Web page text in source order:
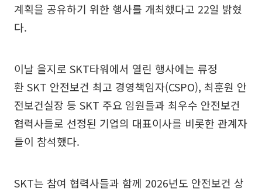
계획을 공유하기 위한 행사를 개최했다고 22일 밝혔
다.
이날 을지로 SKT타워에서 열린 행사에는 류정
환 SKT 안전보건 최고 경영책임자(CSPO), 최훈원 안
전보건실장 등 SKT 주요 임원들과 최우수 안전보건
협력사들로 선정된 기업의 대표이사를 비롯한 관계자
들이 참석했다.
SKT는 참여 협력사들과 함께 2026년도 안전보건 상